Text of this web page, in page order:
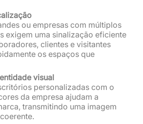
ou empresas com múltiplos
exigem uma sinalização eficiente
clientes e visitantes
os espaços que
visual
personalizadas com o
da empresa ajudam a
transmitindo uma imagem